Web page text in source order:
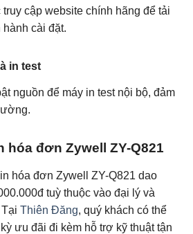
cập website chính hãng để tải
cài đặt.
in test
nguồn để máy in test nội bộ, đảm
hóa đơn Zywell ZY-Q821
hóa đơn Zywell ZY-Q821 dao
tuỳ thuộc vào đại lý và
Thiên Đăng, quý khách có thể
ưu đãi đi kèm hỗ trợ kỹ thuật tận